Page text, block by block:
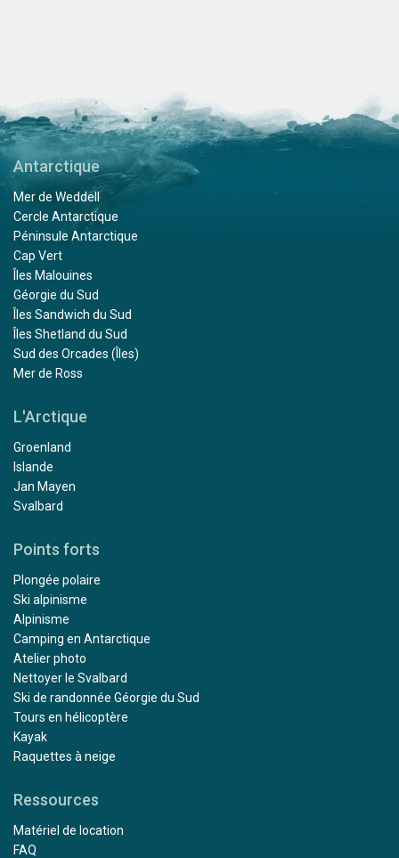
Antarctique
Mer de Weddell
Cercle Antarctique
Péninsule Antarctique
Cap Vert
Îles Malouines
Géorgie du Sud
Îles Sandwich du Sud
Îles Shetland du Sud
Sud des Orcades (Îles)
Mer de Ross
L'Arctique
Groenland
Islande
Jan Mayen
Svalbard
Points forts
Plongée polaire
Ski alpinisme
Alpinisme
Camping en Antarctique
Atelier photo
Nettoyer le Svalbard
Ski de randonnée Géorgie du Sud
Tours en hélicoptère
Kayak
Raquettes à neige
Ressources
Matériel de location
FAQ